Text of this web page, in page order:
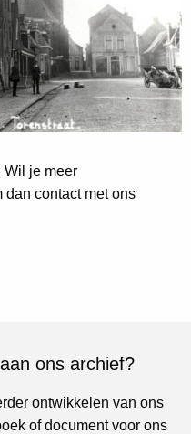
Wil je meer
dan contact met ons
ons archief?
ontwikkelen van ons
of document voor ons